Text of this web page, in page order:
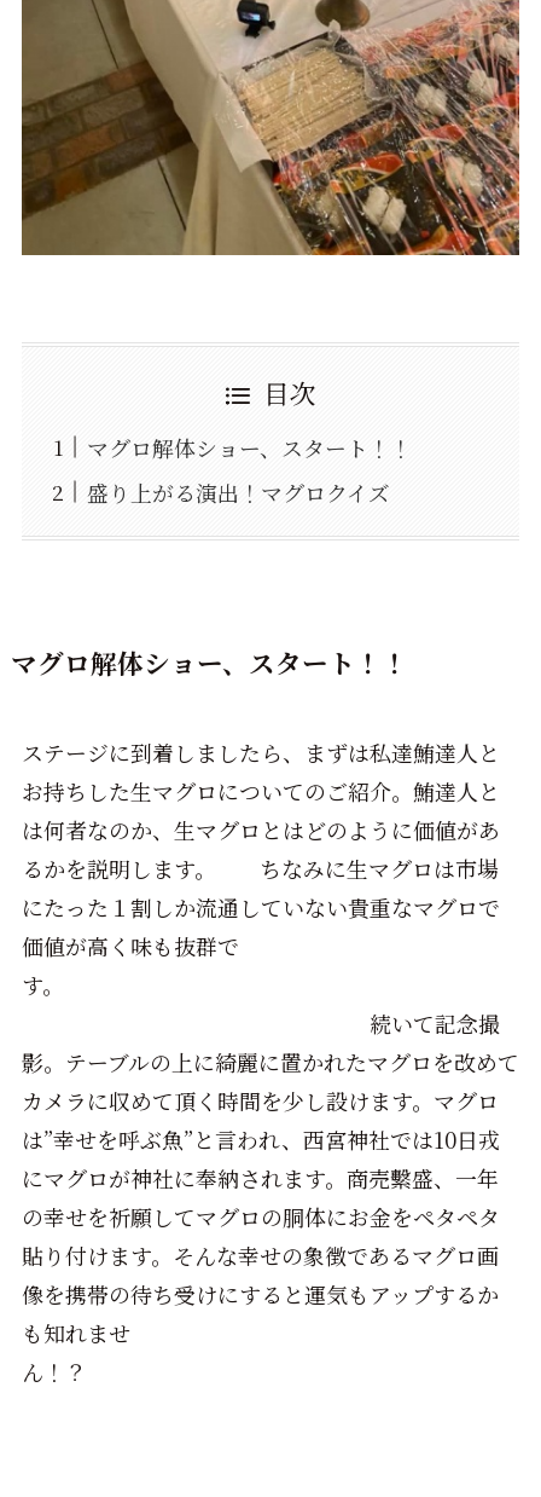
目次
マグロ解体ショー、スタート！！
盛り上がる演出！マグロクイズ
マグロ解体ショー、スタート！！
ステージに到着しましたら、まずは私達鮪達人と
お持ちした生マグロについてのご紹介。鮪達人と
は何者なのか、生マグロとはどのように価値があ
るかを説明します。 ちなみに生マグロは市場
にたった１割しか流通していない貴重なマグロで
価値が高く味も抜群で
す。
続いて記念撮
影。テーブルの上に綺麗に置かれたマグロを改めて
カメラに収めて頂く時間を少し設けます。マグロ
は”幸せを呼ぶ魚”と言われ、西宮神社では10日戎
にマグロが神社に奉納されます。商売繫盛、一年
の幸せを祈願してマグロの胴体にお金をペタペタ
貼り付けます。そんな幸せの象徴であるマグロ画
像を携帯の待ち受けにすると運気もアップするか
も知れませ
ん！？